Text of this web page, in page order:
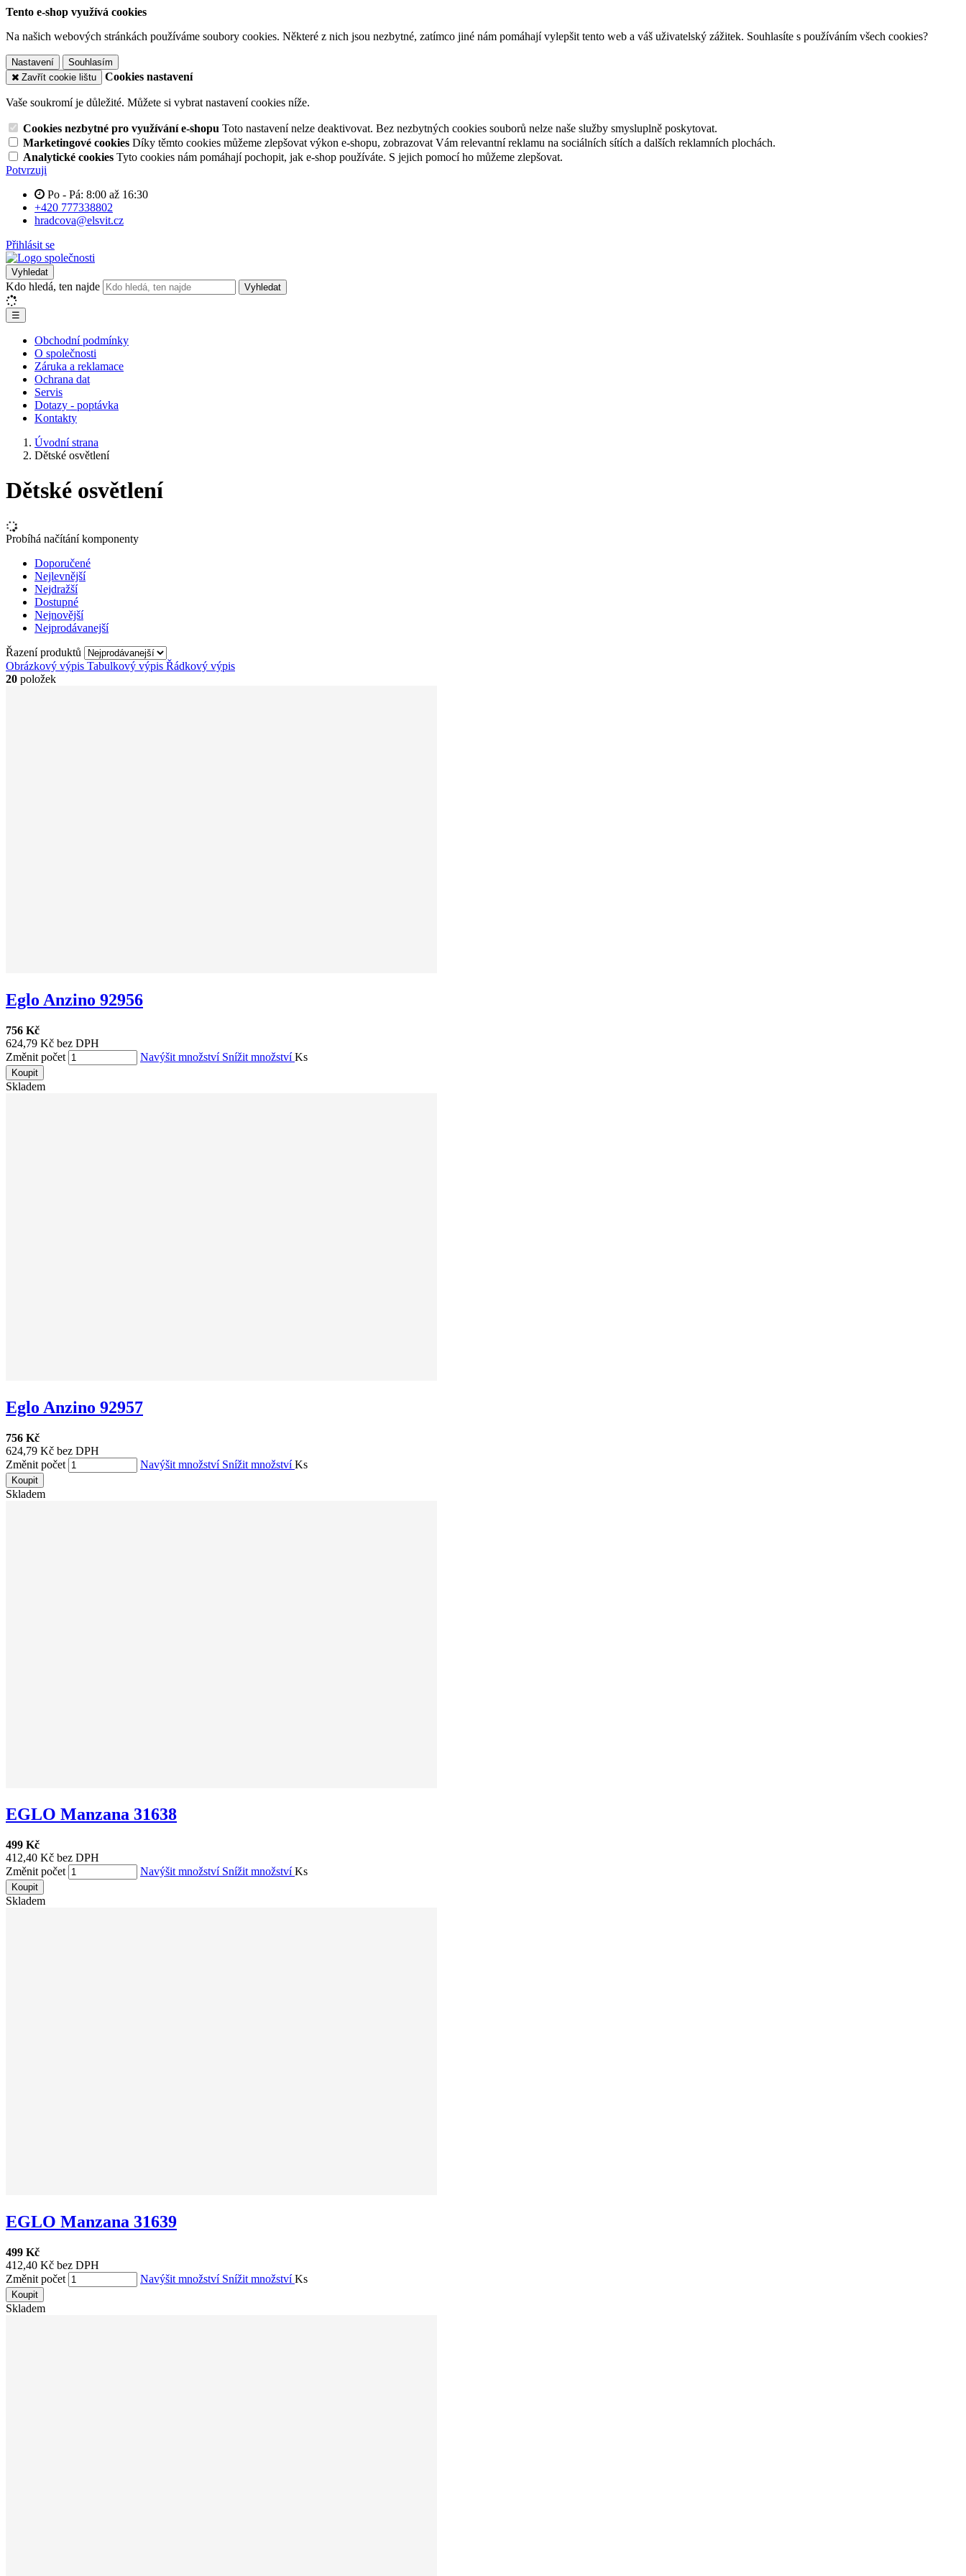
Tento e-shop využívá cookies
Na našich webových stránkách používáme soubory cookies. Některé z nich jsou nezbytné, zatímco jiné nám pomáhají vylepšit tento web a váš uživatelský zážitek. Souhlasíte s používáním všech cookies?
Nastavení
Souhlasím
Zavřít cookie lištu
Cookies nastavení
Vaše soukromí je důležité. Můžete si vybrat nastavení cookies níže.
Cookies nezbytné pro využívání e-shopu Toto nastavení nelze deaktivovat. Bez nezbytných cookies souborů nelze naše služby smysluplně poskytovat.
Marketingové cookies Díky těmto cookies můžeme zlepšovat výkon e-shopu, zobrazovat Vám relevantní reklamu na sociálních sítích a dalších reklamních plochách.
Analytické cookies Tyto cookies nám pomáhají pochopit, jak e-shop používáte. S jejich pomocí ho můžeme zlepšovat.
Potvrzuji
Po - Pá: 8:00 až 16:30
+420 777338802
hradcova@elsvit.cz
Přihlásit se
Vyhledat
Kdo hledá, ten najde Vyhledat
☰
Obchodní podmínky
O společnosti
Záruka a reklamace
Ochrana dat
Servis
Dotazy - poptávka
Kontakty
Úvodní strana
Dětské osvětlení
Dětské osvětlení
Probíhá načítání komponenty
Doporučené
Nejlevnější
Nejdražší
Dostupné
Nejnovější
Nejprodávanejší
Řazení produktů
Obrázkový výpis Tabulkový výpis Řádkový výpis
20 položek
Eglo Anzino 92956
756 Kč
624,79 Kč bez DPH
Změnit počet
Navýšit množství Snížit množstvíKs
Koupit
Skladem
Eglo Anzino 92957
756 Kč
624,79 Kč bez DPH
Změnit počet
Navýšit množství Snížit množstvíKs
Koupit
Skladem
EGLO Manzana 31638
499 Kč
412,40 Kč bez DPH
Změnit počet
Navýšit množství Snížit množstvíKs
Koupit
Skladem
EGLO Manzana 31639
499 Kč
412,40 Kč bez DPH
Změnit počet
Navýšit množství Snížit množstvíKs
Koupit
Skladem